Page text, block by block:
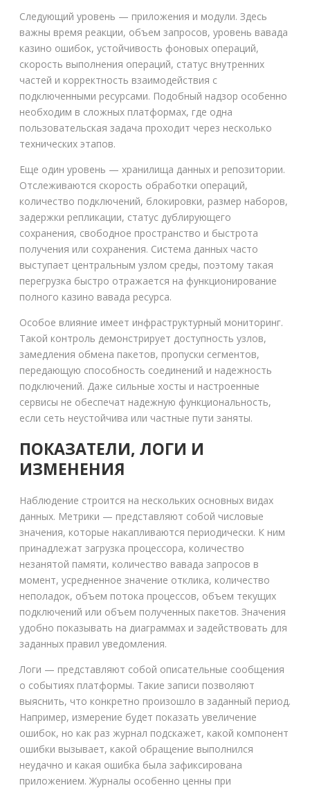
Следующий уровень — приложения и модули. Здесь
важны время реакции, объем запросов, уровень вавада
казино ошибок, устойчивость фоновых операций,
скорость выполнения операций, статус внутренних
частей и корректность взаимодействия с
подключенными ресурсами. Подобный надзор особенно
необходим в сложных платформах, где одна
пользовательская задача проходит через несколько
технических этапов.
Еще один уровень — хранилища данных и репозитории.
Отслеживаются скорость обработки операций,
количество подключений, блокировки, размер наборов,
задержки репликации, статус дублирующего
сохранения, свободное пространство и быстрота
получения или сохранения. Система данных часто
выступает центральным узлом среды, поэтому такая
перегрузка быстро отражается на функционирование
полного казино вавада ресурса.
Особое влияние имеет инфраструктурный мониторинг.
Такой контроль демонстрирует доступность узлов,
замедления обмена пакетов, пропуски сегментов,
передающую способность соединений и надежность
подключений. Даже сильные хосты и настроенные
сервисы не обеспечат надежную функциональность,
если сеть неустойчива или частные пути заняты.
ПОКАЗАТЕЛИ, ЛОГИ И
ИЗМЕНЕНИЯ
Наблюдение строится на нескольких основных видах
данных. Метрики — представляют собой числовые
значения, которые накапливаются периодически. К ним
принадлежат загрузка процессора, количество
незанятой памяти, количество вавада запросов в
момент, усредненное значение отклика, количество
неполадок, объем потока процессов, объем текущих
подключений или объем полученных пакетов. Значения
удобно показывать на диаграммах и задействовать для
заданных правил уведомления.
Логи — представляют собой описательные сообщения
о событиях платформы. Такие записи позволяют
выяснить, что конкретно произошло в заданный период.
Например, измерение будет показать увеличение
ошибок, но как раз журнал подскажет, какой компонент
ошибки вызывает, какой обращение выполнился
неудачно и какая ошибка была зафиксирована
приложением. Журналы особенно ценны при